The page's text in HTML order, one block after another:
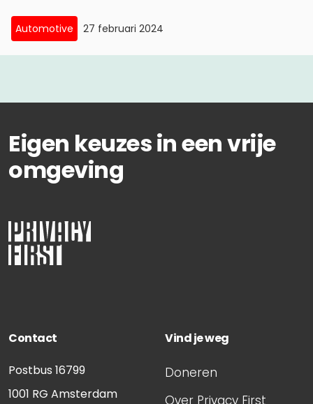
Automotive 27 februari 2024
Eigen keuzes in een vrije
omgeving
Contact
Postbus 16799
1001 RG Amsterdam
Vind je weg
Doneren